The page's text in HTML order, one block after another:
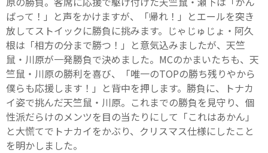
ばって！」と声をかけますが、「帰れ！」とエールを突き
放してストイックに勝負に挑みます。じゃじゅじょ・阿久
根は「相方の分まで勝つ！」と意気込みましたが、天竺
鼠・川原が一発勝負で決めました。MCのかまいたちも、天
竺鼠・川原の勝利を喜び、「唯一のTOPの勝ち残りやから
僕らも応援します！」と背中を押します。勝負に、トナカ
イ姿で挑んだ天竺鼠・川原。これまでの勝負を見守り、個
性派だらけのメンツを目の当たりにして「これはあかん」
と大慌てでトナカイをかぶり、クリスマス仕様にしたこと
を明かしました。